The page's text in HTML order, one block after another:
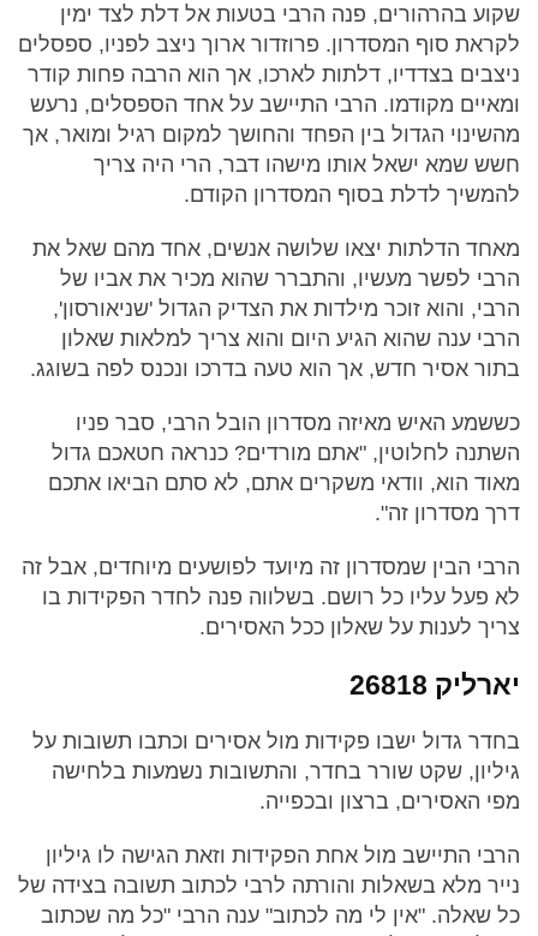
שקוע בהרהורים, פנה הרבי בטעות אל דלת לצד ימין
לקראת סוף המסדרון. פרוזדור ארוך ניצב לפניו, ספסלים
ניצבים בצדדיו, דלתות לארכו, אך הוא הרבה פחות קודר
ומאיים מקודמו. הרבי התיישב על אחד הספסלים, נרעש
מהשינוי הגדול בין הפחד והחושך למקום רגיל ומואר, אך
חשש שמא ישאל אותו מישהו דבר, הרי היה צריך
להמשיך לדלת בסוף המסדרון הקודם.
מאחד הדלתות יצאו שלושה אנשים, אחד מהם שאל את
הרבי לפשר מעשיו, והתברר שהוא מכיר את אביו של
הרבי, והוא זוכר מילדות את הצדיק הגדול 'שניאורסון',
הרבי ענה שהוא הגיע היום והוא צריך למלאות שאלון
בתור אסיר חדש, אך הוא טעה בדרכו ונכנס לפה בשוגג.
כששמע האיש מאיזה מסדרון הובל הרבי, סבר פניו
השתנה לחלוטין, "אתם מורדים? כנראה חטאכם גדול
מאוד הוא, וודאי משקרים אתם, לא סתם הביאו אתכם
דרך מסדרון זה".
הרבי הבין שמסדרון זה מיועד לפושעים מיוחדים, אבל זה
לא פעל עליו כל רושם. בשלווה פנה לחדר הפקידות בו
צריך לענות על שאלון ככל האסירים.
יארליק 26818
בחדר גדול ישבו פקידות מול אסירים וכתבו תשובות על
גיליון, שקט שורר בחדר, והתשובות נשמעות בלחישה
מפי האסירים, ברצון ובכפייה.
הרבי התיישב מול אחת הפקידות וזאת הגישה לו גיליון
נייר מלא בשאלות והורתה לרבי לכתוב תשובה בצידה של
כל שאלה. "אין לי מה לכתוב" ענה הרבי "כל מה שכתוב